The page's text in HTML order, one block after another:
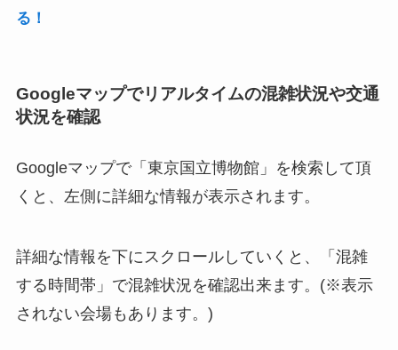
る！
Googleマップでリアルタイムの混雑状況や交通
状況を確認
Googleマップで「東京国立博物館」を検索して頂
くと、左側に詳細な情報が表示されます。
詳細な情報を下にスクロールしていくと、「混雑
する時間帯」で混雑状況を確認出来ます。(※表示
されない会場もあります。)